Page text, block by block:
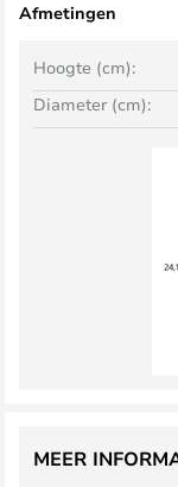
Afmetingen
Hoogte (cm):
Diameter (cm):
MEER